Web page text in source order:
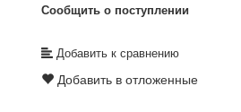
Сообщить о поступлении
Добавить к сравнению
Добавить в отложенные